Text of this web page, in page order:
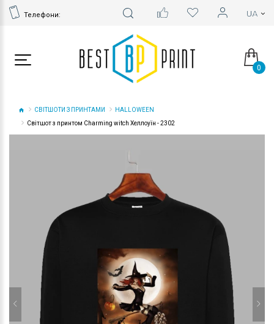
Телефони:
0
СВІТШОТИ З ПРИНТАМИ
HALLOWEEN
Світшот з принтом Charming witch Хеллоуїн - 2302